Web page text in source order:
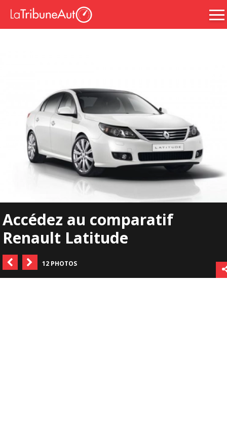
Accédez au comparatif
Renault Latitude
12 PHOTOS